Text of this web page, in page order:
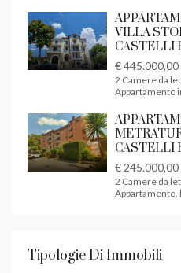
VILLA
CASTELLI
€ 445.000,00
2 Camere da
Appartamento
CASTELLI
€ 245.000,00
2 Camere da
Appartamento,
Tipologie Di Immobili